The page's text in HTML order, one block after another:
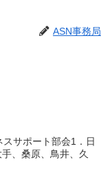
ASN事務局
サポート部会1．日
、桑原、鳥井、久